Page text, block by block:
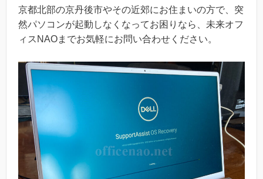
京都北部の京丹後市やその近郊にお住まいの方で、突
然パソコンが起動しなくなってお困りなら、未来オフ
ィスNAOまでお気軽にお問い合わせください。